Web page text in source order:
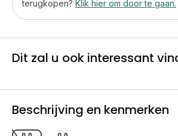
terugkopen? Klik hier om door te gaan.
Dit zal u ook interessant
Beschrijving en kenmerken